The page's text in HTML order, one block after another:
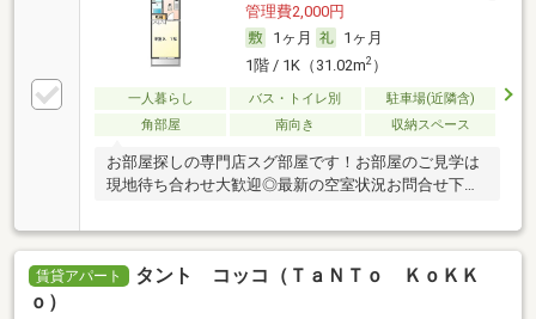
管理費2,000円
1ヶ月
1ヶ月
1階 / 1K（31.02m2）
一人暮らし バス・トイレ別
駐車場(近隣含)
角部屋
南向き 収納スペース
お部屋探しの専門店スグ部屋です！お部屋のご見学は
現地待ち合わせ大歓迎◎最新の空室状況お問合せ下さ
賃貸アパート
タント コッコ（ＴａＮＴｏ ＫｏＫＫ
ｏ）